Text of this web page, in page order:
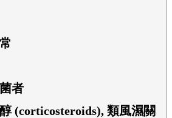
者
(corticosteroids), 類風濕關